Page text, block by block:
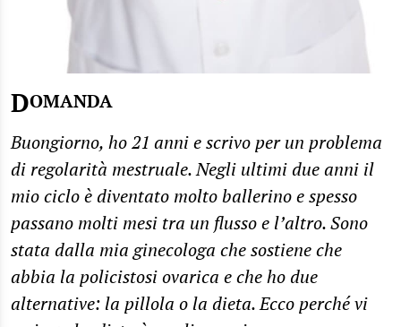
DOMANDA
Buongiorno, ho 21 anni e scrivo per un problema
di regolarità mestruale. Negli ultimi due anni il
mio ciclo è diventato molto ballerino e spesso
passano molti mesi tra un flusso e l’altro. Sono
stata dalla mia ginecologa che sostiene che
abbia la policistosi ovarica e che ho due
alternative: la pillola o la dieta. Ecco perché vi